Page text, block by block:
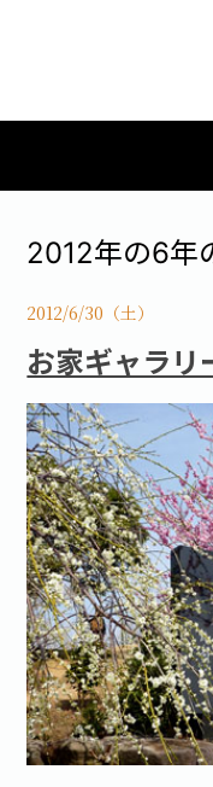
コンセプト
トピックス
施工事例
ブログ
会社案内
お問い合わせ·資料
2012年の6年
2012/6/30（土）
お家ギャラリ